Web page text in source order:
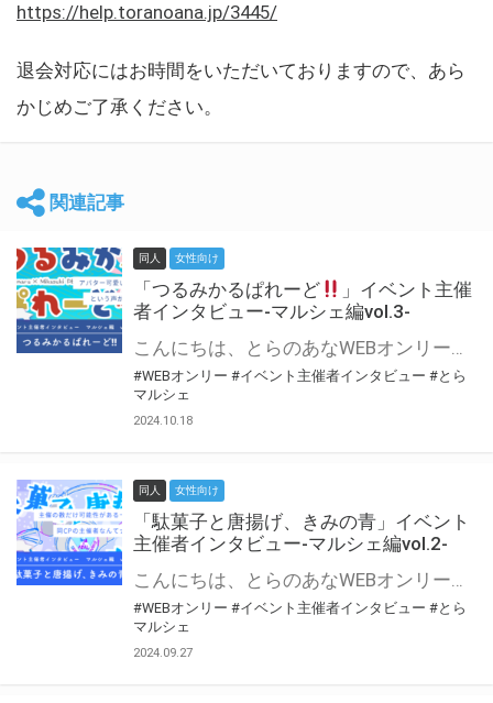
https://help.toranoana.jp/3445/
退会対応にはお時間をいただいておりますので、あら
かじめご了承ください。
関連記事
同人 女性向け
「つるみかるぱれーど
」イベント主催
者インタビュー-マルシェ編vol.3-
こんにちは、とらのあなWEBオンリー運営スタッフです。 新たにお届けする、イベント主催者インタビュー-マルシェ編-は、 とらのあなWEBオンリー「マルシェ」をご利用した主催様に 「マルシェ」を使って開催した感想や心がけをお聞きする企画です。 今回は、WEBオンリー初開催「つるみかるぱれーど
#WEBオンリー #イベント主催者インタビュー #とら
マルシェ
2024.10.18
同人 女性向け
「駄菓子と唐揚げ、きみの青」イベント
主催者インタビュー-マルシェ編vol.2-
こんにちは、とらのあなWEBオンリー運営スタッフです。 新たにお届けする、イベント主催者インタビュー-マルシェ編-は、 とらのあなWEBオンリー「マルシェ」をご利用の主催様に 「マルシェ」を使ってイベントを開催した感想や心がけをお聞きする企画です。 今回は、WEBオンリー初開催「駄菓子と唐揚げ、きみの青」より、 主催のぎこ六屋様にお話を伺いました。 協力：ぎこ六屋様／イベント公式Twitter（@krkgwks） とらのあなWEBオンリー「マルシェ」とは？ WEBオンリーでリアルタイムでコミュニケーションがとれるオンライン会場です。
#WEBオンリー #イベント主催者インタビュー #とら
マルシェ
2024.09.27